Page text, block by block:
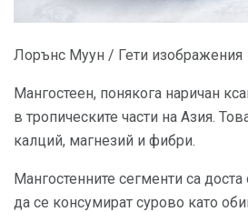
Лорънс Муун / Гети изображения
Мангостеен, понякога наричан
в тропическите части на Азия.
калций, магнезий и фибри.
Мангостенните сегменти са
да се консумират сурово като